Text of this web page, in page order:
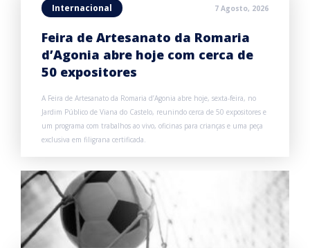
Internacional 7 Agosto, 2026
Feira de Artesanato da Romaria
d’Agonia abre hoje com cerca de
50 expositores
A Feira de Artesanato da Romaria d’Agonia abre hoje, sexta-feira, no
Jardim Público de Viana do Castelo, reunindo cerca de 50 expositores e
um programa com trabalhos ao vivo, oficinas para crianças e uma peça
exclusiva em filigrana certificada.